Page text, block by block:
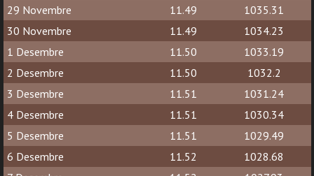
29 Novembre
11.49
1035.31
30 Novembre
11.49
1034.23
1 Desembre
11.50
1033.19
2 Desembre
11.50
1032.2
3 Desembre
11.51
1031.24
4 Desembre
11.51
1030.34
5 Desembre
11.51
1029.49
6 Desembre
11.52
1028.68